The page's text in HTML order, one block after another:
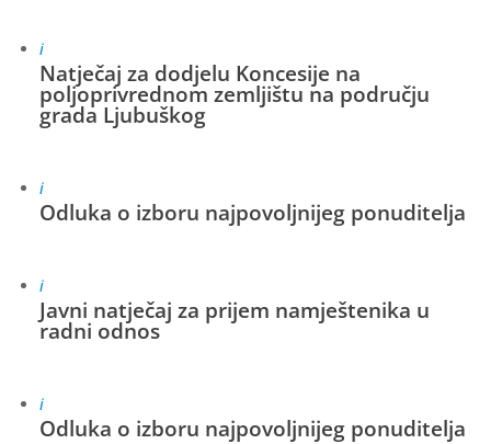
i
Natječaj za dodjelu Koncesije na
poljoprivrednom zemljištu na području
grada Ljubuškog
i
Odluka o izboru najpovoljnijeg ponuditelja
i
Javni natječaj za prijem namještenika u
radni odnos
i
Odluka o izboru najpovoljnijeg ponuditelja